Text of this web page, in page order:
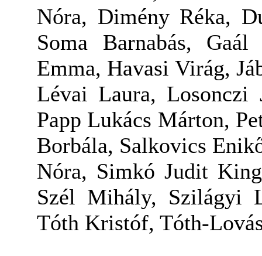
Nóra, Dimény Réka,
Soma Barnabás,
Emma, Havasi Virág,
Lévai Laura,
Papp Lukács Márton,
Borbála, Salkovics
Nóra, Simkó Judit
Szél Mihály, Szilágyi
Tóth Kristóf, Tóth-